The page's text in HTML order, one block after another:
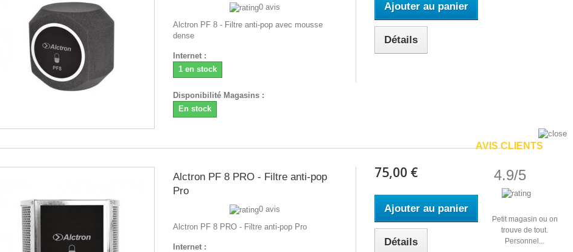
0 avis
Alctron PF 8 - Filtre anti-pop avec mousse
dense
Internet :
1 en stock
Disponibilité Magasins :
En stock
Ajouter au panier
Détails
Alctron PF 8 PRO - Filtre anti-pop
Pro
0 avis
Alctron PF 8 PRO - Filtre anti-pop Pro
Internet :
75,00 €
Ajouter au panier
Détails
AVIS CLIENTS
4.9/5
Petit magasin ou on
trouve de tout.
Personnel...